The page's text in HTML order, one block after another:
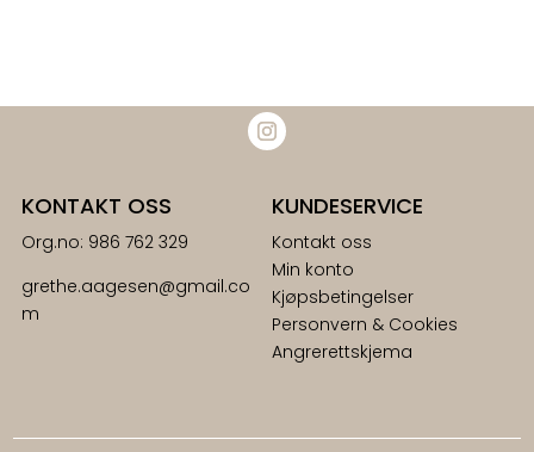
KONTAKT OSS
Org.no: 986 762 329
grethe.aagesen@gmail.co
m
KUNDESERVICE
Kontakt oss
Min konto
Kjøpsbetingelser
Personvern & Cookies
Angrerettskjema